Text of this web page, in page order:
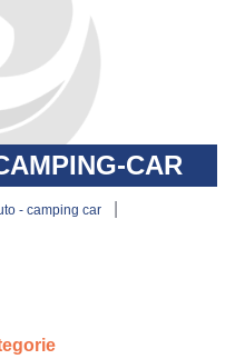
CAR
- camping car